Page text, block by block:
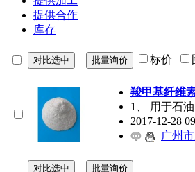
提供合作
库存
标价
羧甲基纤维
1、 用于石
2017-12-28
广州